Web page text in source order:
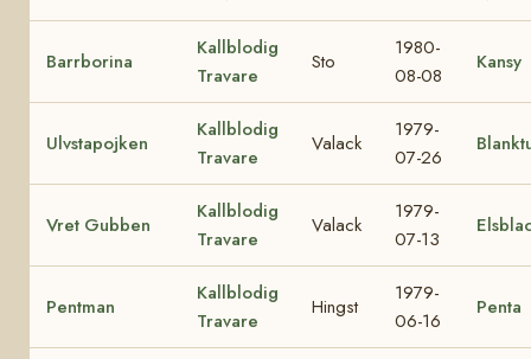
Barrborina
Kallblodig
Travare
Sto
1980-
08-08
Kansy
Ulvstapojken
Kallblodig
Travare
Valack
1979-
07-26
Vret Gubben
Kallblodig
Travare
Valack
1979-
07-13
Pentman
Kallblodig
Travare
Hingst
1979-
06-16
Penta